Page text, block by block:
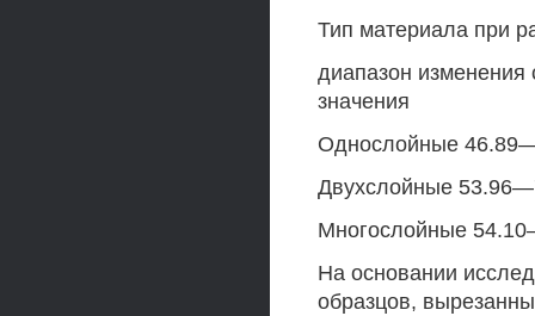
Тип материала при
диапазон изменения
значения
Однослойные
Двухслойные
Многослойные
На основании
образцов,